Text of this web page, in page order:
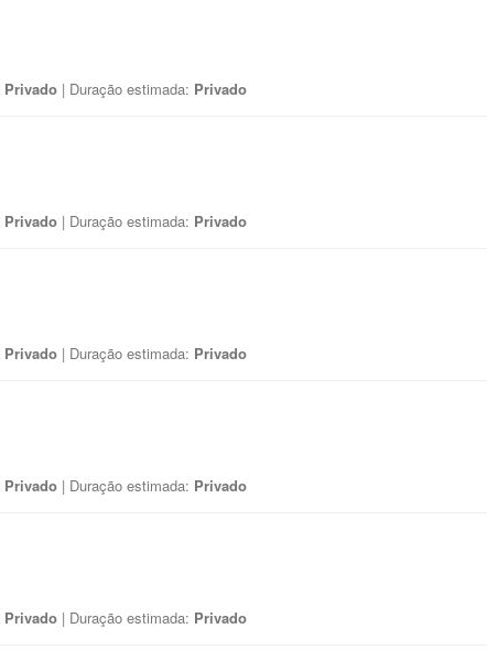
Privado | Duração estimada: Privado
Privado | Duração estimada: Privado
Privado | Duração estimada: Privado
Privado | Duração estimada: Privado
Privado | Duração estimada: Privado